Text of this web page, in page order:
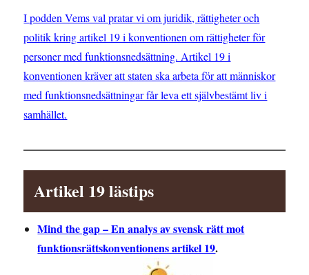
I podden Vems val pratar vi om juridik, rättigheter och
politik kring artikel 19 i konventionen om rättigheter för
personer med funktionsnedsättning. Artikel 19 i
konventionen kräver att staten ska arbeta för att människor
med funktionsnedsättningar får leva ett självbestämt liv i
samhället.
Artikel 19 lästips
Mind the gap – En analys av svensk rätt mot
funktionsrättskonventionens artikel 19.